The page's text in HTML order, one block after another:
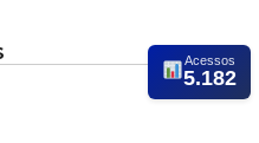
Acessos
5.182